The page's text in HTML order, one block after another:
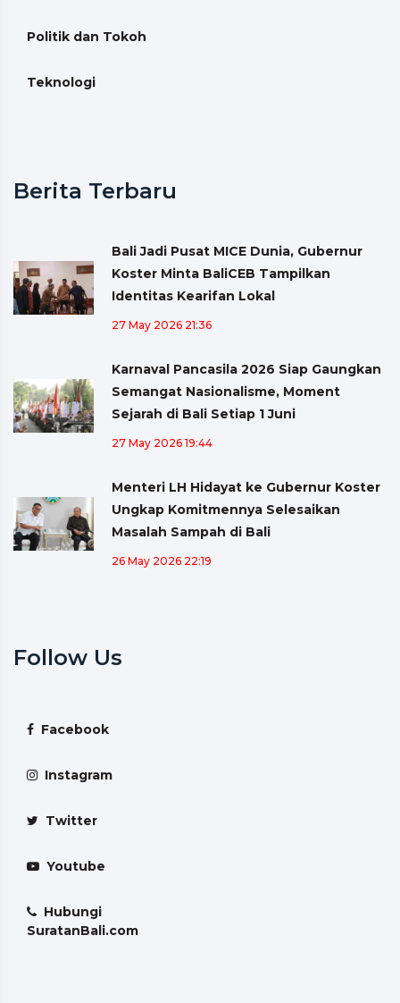
Politik dan Tokoh
Teknologi
Berita Terbaru
Bali Jadi Pusat MICE Dunia, Gubernur
Koster Minta BaliCEB Tampilkan
Identitas Kearifan Lokal
27 May 2026 21:36
Karnaval Pancasila 2026 Siap Gaungkan
Semangat Nasionalisme, Moment
Sejarah di Bali Setiap 1 Juni
27 May 2026 19:44
Menteri LH Hidayat ke Gubernur Koster
Ungkap Komitmennya Selesaikan
Masalah Sampah di Bali
26 May 2026 22:19
Follow Us
Facebook
Instagram
Twitter
Youtube
Hubungi
SuratanBali.com